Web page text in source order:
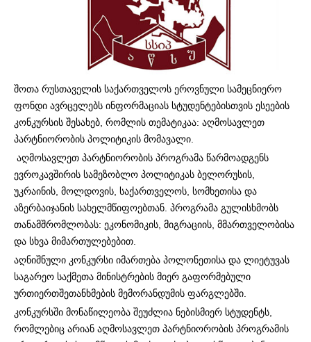
შოთა რუსთაველის საქართველოს ეროვნული სამეცნიერო
ფონდი ავრცელებს ინფორმაციას სტუდენტებისთვის ესეების
კონკურსის შესახებ, რომლის თემატიკაა: აღმოსავლეთ
პარტნიორობის პოლიტიკის მომავალი.
აღმოსავლეთ პარტნიორობის პროგრამა წარმოადგენს
ევროკავშირის სამეზობლო პოლიტიკას ბელორუსის,
უკრაინის, მოლდოვის, საქართველოს, სომხეთისა და
აზერბაიჯანის სახელმწიფოებთან. პროგრამა გულისხმობს
თანამშრომლობას: ეკონომიკის, მიგრაციის, მმართველობისა
და სხვა მიმართულებებით.
აღნიშნული კონკურსი იმართება პოლონეთისა და ლიეტუვას
საგარეო საქმეთა მინისტრების მიერ გაფორმებული
ურთიერთშეთანხმების მემორანდუმის ფარგლებში.
კონკურსში მონაწილეობა შეუძლია ნებისმიერ სტუდენტს,
რომლებიც არიან აღმოსავლეთ პარტნიორობის პროგრამის